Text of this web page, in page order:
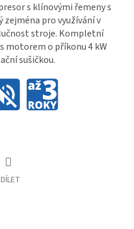
s klínovými řemeny s
pro využívání v
stroje. Kompletní
motorem o příkonu 4 kW
sušičkou.